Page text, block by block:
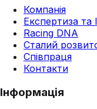
Компанія
Експертиза та
Racing DNA
Сталий
Співпраця
Контакти
Інформація